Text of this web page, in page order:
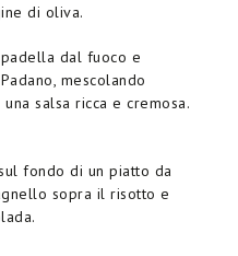
di oliva.
dal fuoco e
mescolando
salsa ricca e cremosa.
fondo di un piatto da
sopra il risotto e